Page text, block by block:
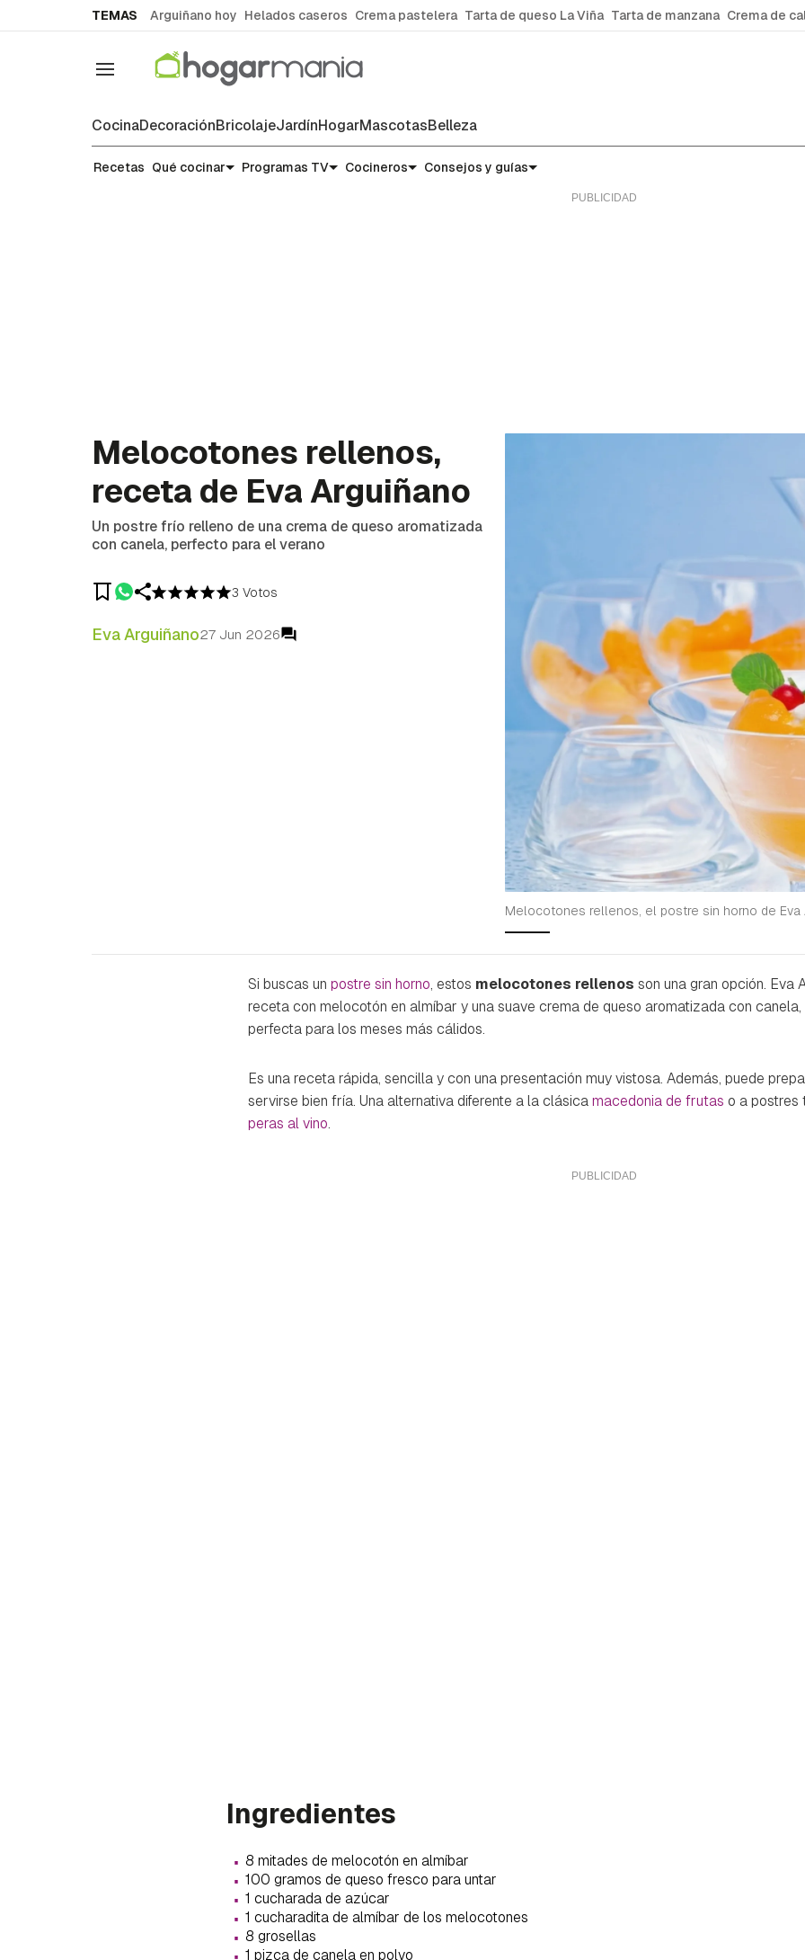
TEMAS Arguiñano hoy Helados caseros Crema pastelera Tarta de queso La Viña Tarta de manzana Crema de
Navegación
CocinaDecoraciónBricolajeJardínHogarMascotasBelleza
Recetas
Recetas Qué cocinar Programas TV Cocineros Consejos y guías
Melocotones rellenos,
receta de Eva Arguiñano
Un postre frío relleno de una crema de queso aromatizada
con canela, perfecto para el verano
3 Votos
Eva Arguiñano27 Jun 2026
Melocotones rellenos, el postre sin horno de Eva
Si buscas un postre sin horno, estos melocotones rellenos son una gran opción. Eva
receta con melocotón en almíbar y una suave crema de queso aromatizada con
perfecta para los meses más cálidos.
Es una receta rápida, sencilla y con una presentación muy vistosa. Además, puede
servirse bien fría. Una alternativa diferente a la clásicamacedonia de frutas o a postres
peras al vino.
Ingredientes
· 8 mitades de melocotón en almíbar
· 100 gramos de queso fresco para untar
· 1 cucharada de azúcar
· 1 cucharadita de almíbar de los melocotones
· 8 grosellas
1 pizca de canela en polvo